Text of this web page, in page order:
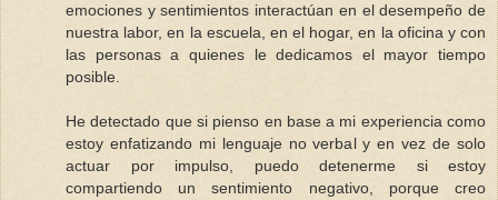
emociones y sentimientos interactúan en el desempeño de
nuestra labor, en la escuela, en el hogar, en la oficina y con
las personas a quienes le dedicamos el mayor tiempo
posible.
He detectado que si pienso en base a mi experiencia como
estoy enfatizando mi lenguaje no verbal y en vez de solo
actuar por impulso, puedo detenerme si estoy
compartiendo un sentimiento negativo, porque creo